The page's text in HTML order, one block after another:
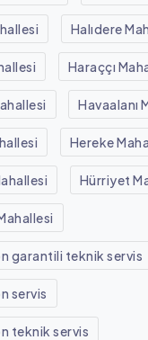
Halıdere
Haraççı
Havaalanı
Hereke
Hürriyet
garantili teknik servis
servis
teknik servis